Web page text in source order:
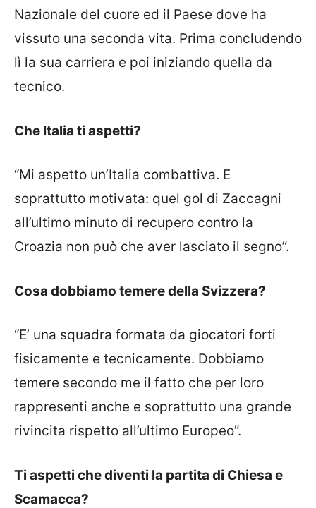
Nazionale del cuore ed il Paese dove ha
vissuto una seconda vita. Prima concludendo
lì la sua carriera e poi iniziando quella da
tecnico.
Che Italia ti aspetti?
“Mi aspetto un’Italia combattiva. E
soprattutto motivata: quel gol di Zaccagni
all’ultimo minuto di recupero contro la
Croazia non può che aver lasciato il segno”.
Cosa dobbiamo temere della Svizzera?
“E’ una squadra formata da giocatori forti
fisicamente e tecnicamente. Dobbiamo
temere secondo me il fatto che per loro
rappresenti anche e soprattutto una grande
rivincita rispetto all’ultimo Europeo”.
Ti aspetti che diventi la partita di Chiesa e
Scamacca?